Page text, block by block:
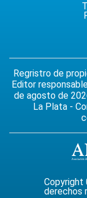
Regristro de
Editor
de agosto de
La Plata -
Copyright
derechos